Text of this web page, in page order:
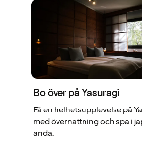
Bo över på Yasuragi
Få en helhetsupplevelse på
med övernattning och spa i
anda.